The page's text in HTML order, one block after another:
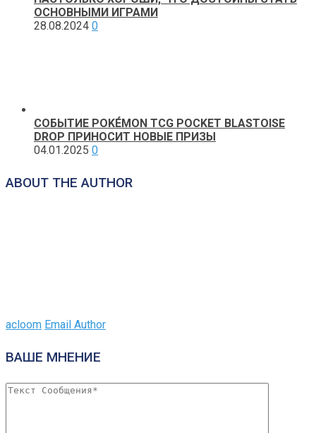
ОСНОВНЫМИ ИГРАМИ
28.08.2024 0
СОБЫТИЕ POKÉMON TCG POCKET BLASTOISE
DROP ПРИНОСИТ НОВЫЕ ПРИЗЫ
04.01.2025 0
ABOUT THE AUTHOR
acloom Email Author
ВАШЕ МНЕНИЕ